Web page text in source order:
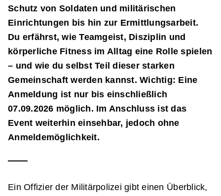
Schutz von Soldaten und militärischen
Einrichtungen bis hin zur Ermittlungsarbeit.
Du erfährst, wie Teamgeist, Disziplin und
körperliche Fitness im Alltag eine Rolle spielen
– und wie du selbst Teil dieser starken
Gemeinschaft werden kannst. Wichtig: Eine
Anmeldung ist nur bis einschließlich
07.09.2026 möglich. Im Anschluss ist das
Event weiterhin einsehbar, jedoch ohne
Anmeldemöglichkeit.
Ein Offizier der Militärpolizei gibt einen Überblick,